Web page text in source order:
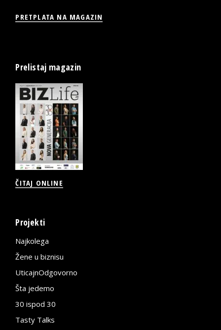
PRETPLATA NA MAGAZIN
Prelistaj magazin
ČITAJ ONLINE
Projekti
Najkolega
Žene u biznisu
UticajnOdgovorno
Šta jedemo
30 ispod 30
Tasty Talks